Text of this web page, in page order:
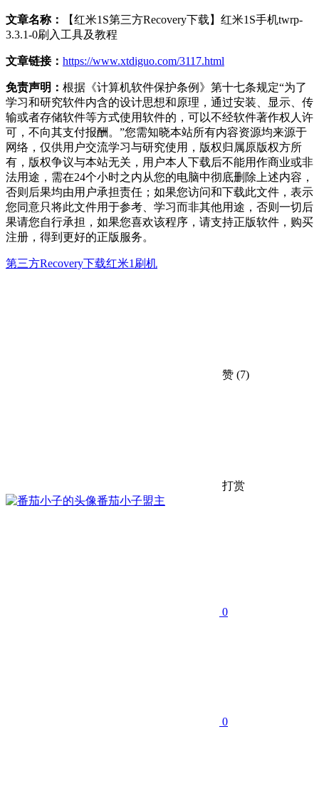
文章名称：
【红米1S第三方Recovery下载】红米1S手机twrp-
3.3.1-0刷入工具及教程
文章链接： https://www.xtdiguo.com/3117.html
免责声明： 根据《计算机软件保护条例》第十七条规定“为了
学习和研究软件内含的设计思想和原理，通过安装、显示、传
输或者存储软件等方式使用软件的，可以不经软件著作权人许
可，不向其支付报酬。”您需知晓本站所有内容资源均来源于
网络，仅供用户交流学习与研究使用，版权归属原版权方所
有，版权争议与本站无关，用户本人下载后不能用作商业或非
法用途，需在24个小时之内从您的电脑中彻底删除上述内容，
否则后果均由用户承担责任；如果您访问和下载此文件，表示
您同意只将此文件用于参考、学习而非其他用途，否则一切后
果请您自行承担，如果您喜欢该程序，请支持正版软件，购买
注册，得到更好的正版服务。
第三方Recovery下载红米1刷机
赞 (7)
打赏
番茄小子盟主
0
0